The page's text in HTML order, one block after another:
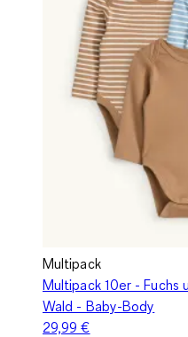
Multipack
Multipack 10er - Fuchs
Wald - Baby-Body
29,99 €